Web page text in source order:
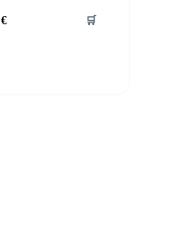
€ 🛒